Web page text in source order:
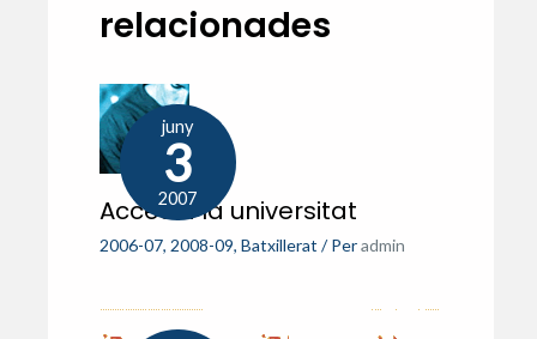
relacionades
juny
3
2007
Accés a la universitat
2006-07, 2008-09, Batxillerat / Per admin